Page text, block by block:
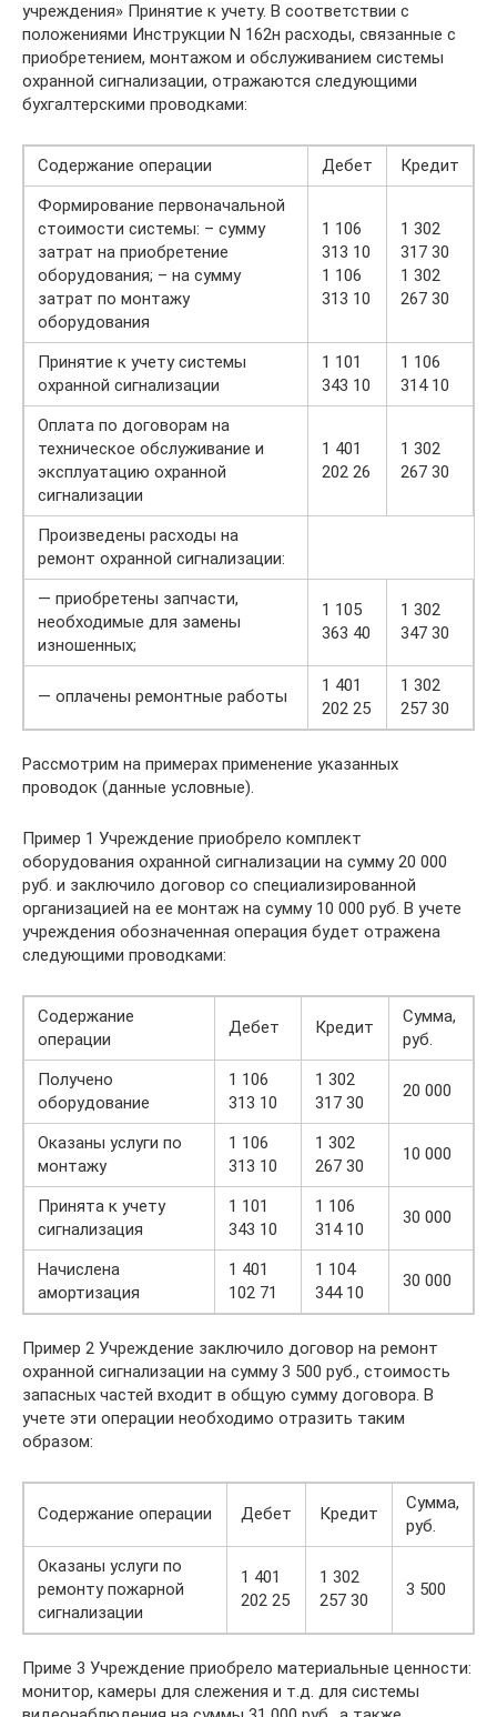
учреждения» Принятие к учету. В соответствии с
положениями Инструкции N 162н расходы, связанные с
приобретением, монтажом и обслуживанием системы
охранной сигнализации, отражаются следующими
бухгалтерскими проводками:
Содержание операции Дебет
Кредит
Формирование первоначальной
стоимости системы: – сумму
затрат на приобретение
оборудования; – на сумму
затрат по монтажу
оборудования
1 106
313 10
1 106
313 10
1 302
317 30
1 302
267 30
Принятие к учету системы
охранной сигнализации
1 101
343 10
1 106
314 10
Оплата по договорам на
техническое обслуживание и
эксплуатацию охранной
сигнализации
1 401
202 26
1 302
267 30
Произведены расходы на
ремонт охранной сигнализации:
— приобретены запчасти,
необходимые для замены
изношенных;
1 105
363 40
1 302
347 30
— оплачены ремонтные работы
1 401
202 25
1 302
257 30
Рассмотрим на примерах применение указанных
проводок (данные условные).
Пример 1 Учреждение приобрело комплект
оборудования охранной сигнализации на сумму 20 000
руб. и заключило договор со специализированной
организацией на ее монтаж на сумму 10 000 руб. В учете
учреждения обозначенная операция будет отражена
следующими проводками:
Содержание
операции
Дебет Кредит
Сумма,
руб.
Получено
оборудование
1 106
313 10
1 302
317 30
20 000
Оказаны услуги по
монтажу
1 106
313 10
1 302
267 30
10 000
Принята к учету
сигнализация
1 101
343 10
1 106
314 10
30 000
Начислена
амортизация
1 401
102 71
1 104
344 10
30 000
Пример 2 Учреждение заключило договор на ремонт
охранной сигнализации на сумму 3 500 руб., стоимость
запасных частей входит в общую сумму договора. В
учете эти операции необходимо отразить таким
образом:
Содержание операции Дебет Кредит
Сумма,
руб.
Оказаны услуги по
ремонту пожарной
сигнализации
1 401
202 25
1 302
257 30
3 500
Приме 3 Учреждение приобрело материальные ценности:
монитор, камеры для слежения и т.д. для системы